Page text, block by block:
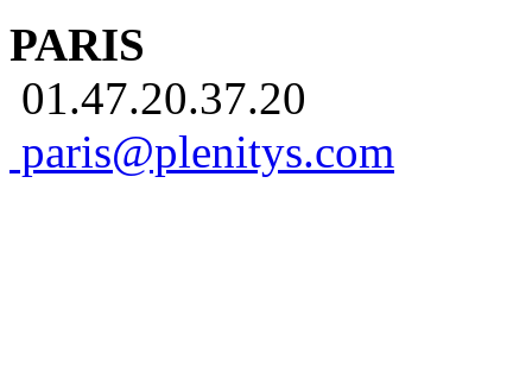
PARIS
01.47.20.37.20
paris@plenitys.com